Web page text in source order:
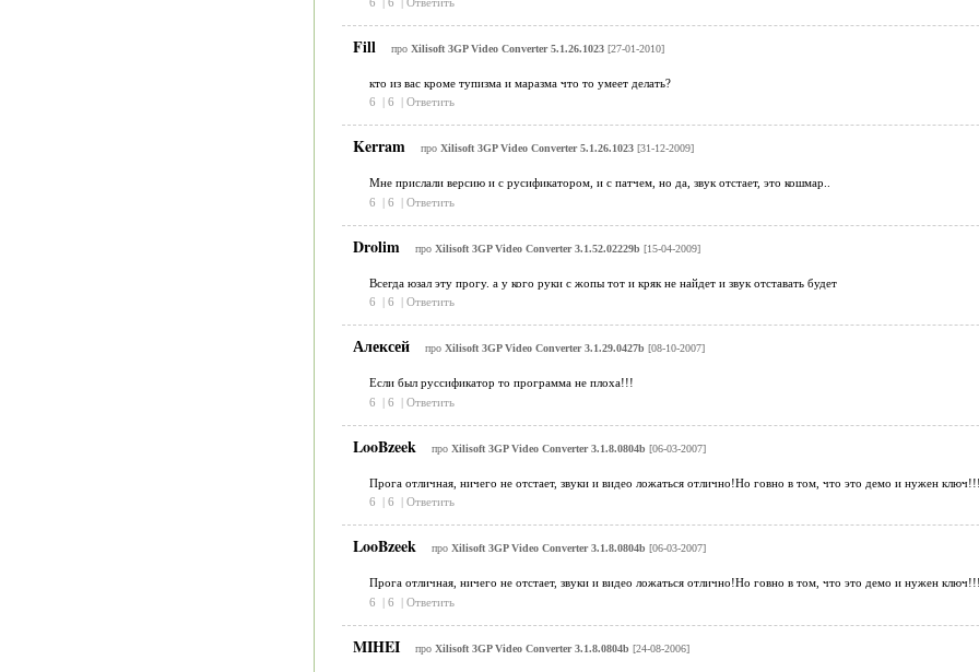
Fill про Xilisoft 3GP Video Converter 5.1.26.1023[27-01-2010]
кто из вас кроме тупизма и маразма что то умеет делать?
6
| 6 | Ответить
Kerram про Xilisoft 3GP Video Converter 5.1.26.1023[31-12-2009]
Мне прислали версию и с русификатором, и с патчем, но да, звук отстает, это кошмар..
6
| 6 | Ответить
Drolim про Xilisoft 3GP Video Converter 3.1.52.02229b [15-04-2009]
Всегда юзал эту прогу. а у кого руки с жопы тот и кряк не найдет и звук отставать будет
6
| 6 | Ответить
Алексей про Xilisoft 3GP Video Converter 3.1.29.0427b [08-10-2007]
Если был руссификатор то программа не плоха!!!
6
| 6 | Ответить
LooBzeek про Xilisoft 3GP Video Converter 3.1.8.0804b [06-03-2007]
Прога отличная, ничего не отстает, звуки и видео ложаться отлично!Но говно в том, что это демо и нужен ключ!!!
6
| 6 | Ответить
LooBzeek про Xilisoft 3GP Video Converter 3.1.8.0804b [06-03-2007]
Прога отличная, ничего не отстает, звуки и видео ложаться отлично!Но говно в том, что это демо и нужен
6
| 6 | Ответить
MIHEI про Xilisoft 3GP Video Converter 3.1.8.0804b [24-08-2006]